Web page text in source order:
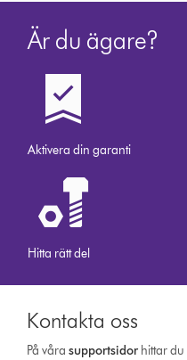
Är du ägare?
Aktivera din garanti
Hitta rätt del
Kontakta oss
På vårasupport­sidor hittar